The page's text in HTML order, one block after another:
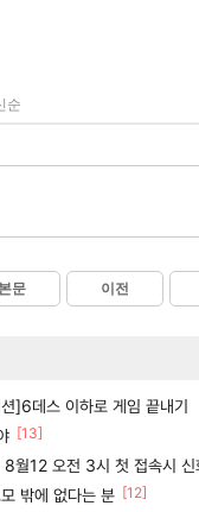
순
본문 이전
]6데스 이하로 게임 끝내기
[13]
월12 오전 3시 첫 접속시 신화
밖에 없다는 분 [12]